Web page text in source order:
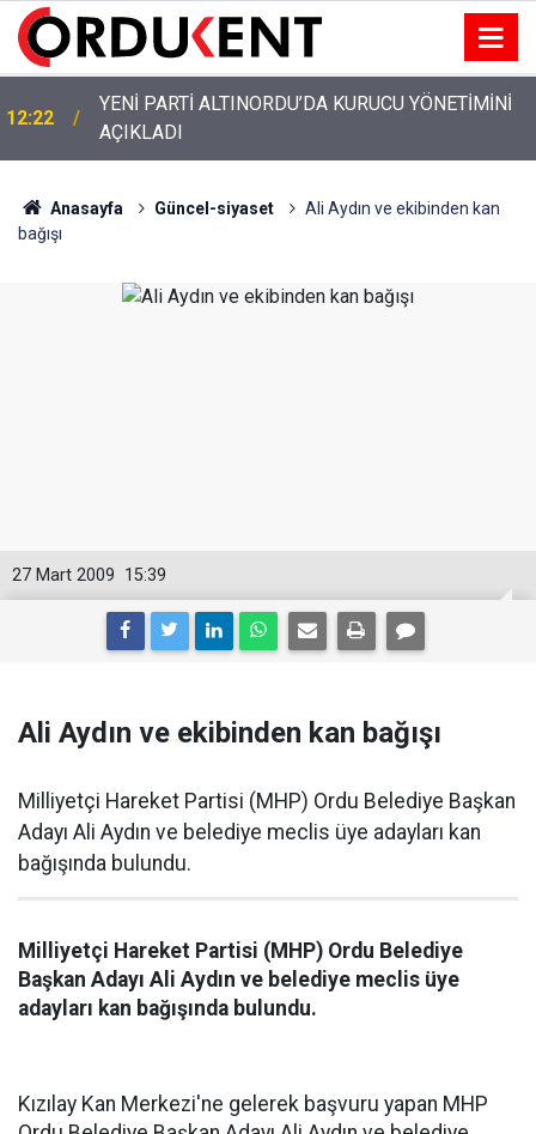
12:22
YENİ PARTİ ALTINORDU’DA KURUCU YÖNETİMİNİ
AÇIKLADI
Anasayfa Güncel-siyaset
Ali Aydın ve ekibinden kan
bağışı
15:39
27 Mart 2009
Ali Aydın ve ekibinden kan bağışı
Milliyetçi Hareket Partisi (MHP) Ordu Belediye Başkan
Adayı Ali Aydın ve belediye meclis üye adayları kan
bağışında bulundu.
Milliyetçi Hareket Partisi (MHP) Ordu Belediye
Başkan Adayı Ali Aydın ve belediye meclis üye
adayları kan bağışında bulundu.
Kızılay Kan Merkezi'ne gelerek başvuru yapan MHP